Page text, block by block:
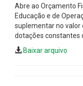
Abre ao Orçamento
Educação e de
suplementar no valor
dotações constantes
Baixar arquivo